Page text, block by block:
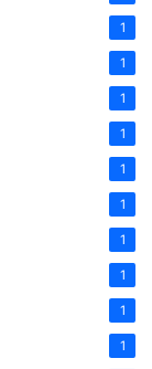
1
1
1
1
1
1
1
1
1
1